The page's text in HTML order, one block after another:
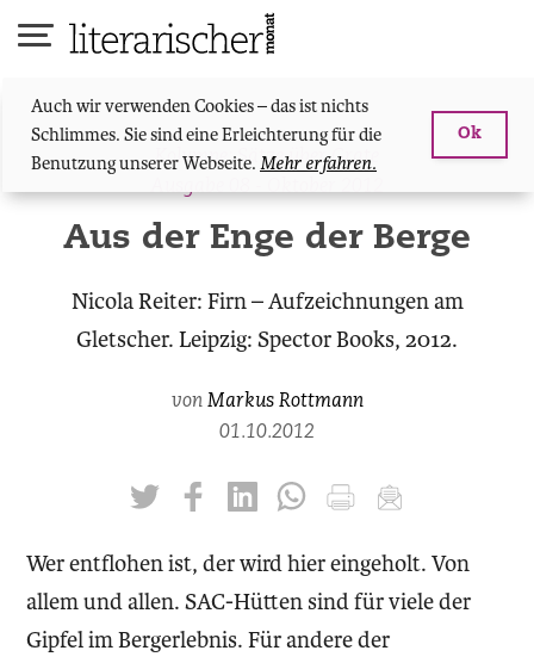
Auch wir verwenden Cookies – das ist nichts
Schlimmes. Sie sind eine Erleichterung für die
Benutzung unserer Webseite. Mehr erfahren.
Ok
Kolumne: Sätze über Grate
Aus der Enge der Berge
Nicola Reiter: Firn – Aufzeichnungen am
Gletscher. Leipzig: Spector Books, 2012.
von Markus Rottmann
01.10.2012
twittern liken teilen teilen drucken
Wer entflohen ist, der wird hier eingeholt. Von
allem und allen. SAC-Hütten sind für viele der
Gipfel im Bergerlebnis. Für andere der